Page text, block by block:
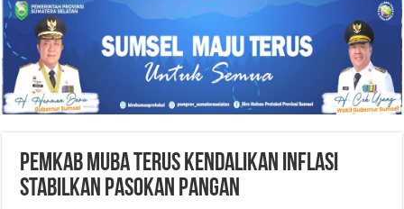
Pemkab Muba Terus Kendalikan Inflasi
Stabilkan Pasokan Pangan